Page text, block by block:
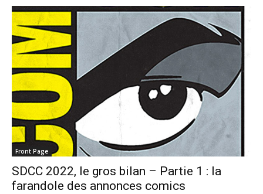
Front Page
SDCC 2022, le gros bilan – Partie 1 : la
farandole des annonces comics